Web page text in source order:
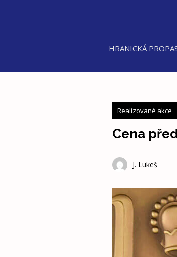
HRANICKÁ
Realizované akce
Cena
J. Lukeš